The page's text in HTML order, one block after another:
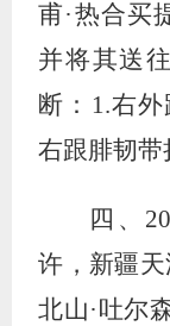
甫·热合买
并将其送
断： 1.右外
右跟腓韧带
四、
许，新疆
北山·吐尔